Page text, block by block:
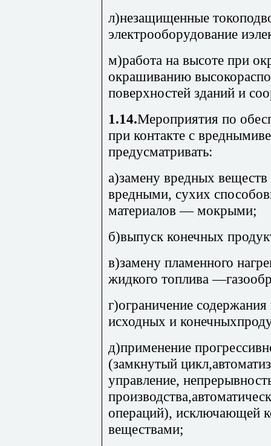
л)незащищенные
электрооборудование
м)работа на высоте при
окрашиванию
поверхностей зданий и
1.14.Мероприятия по
при контакте с
предусматривать:
а)замену вредных веществ
вредными, сухих
материалов — мокрыми;
б)выпуск конечных
в)замену пламенного
жидкого топлива
г)ограничение
исходных и
д)применение
(замкнутый
управление,
операций), исключающей
веществами;